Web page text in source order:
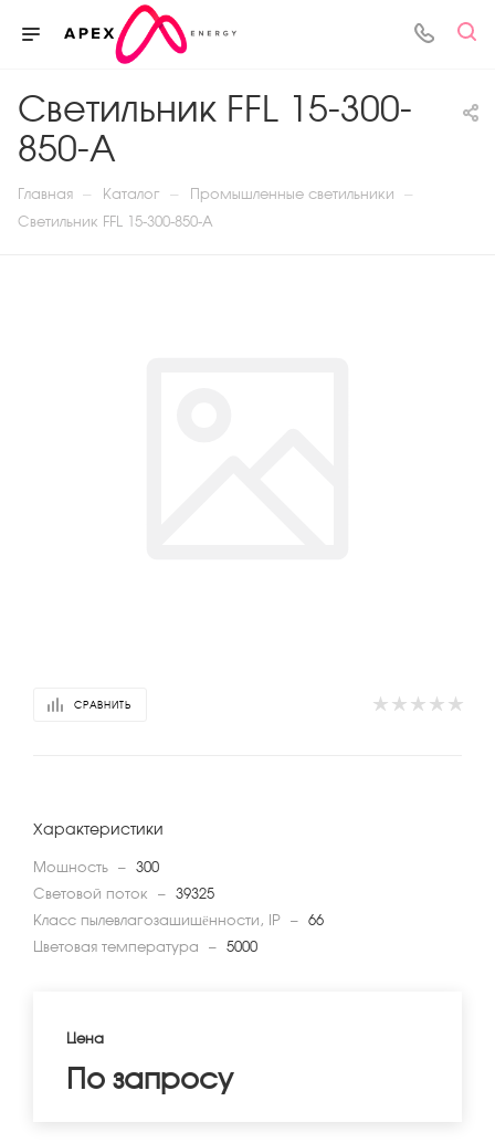
Светильник FFL 15-300-
850-А
Главная — Каталог — Промышленные светильники —
Светильник FFL 15-300-850-А
СРАВНИТЬ
Характеристики
Мощность — 300
Световой поток
— 39325
Класс пылевлагозащищённости, IP — 66
Цветовая температура
— 5000
Цена
По запросу